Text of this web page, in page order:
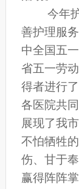
今年
善护理服
中全国五
省五一劳
得者进行
各医院共
展现了我
不怕牺牲
伤、甘于
赢得阵阵掌